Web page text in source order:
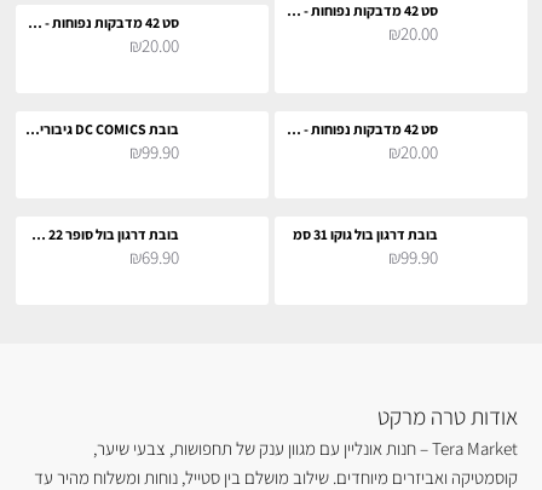
סט 42 מדבקות נפוחות - הוגוורטס
₪20.00 סט 42 מדבקות נפוחות - הוני דיוקס
₪20.00
סט 42 מדבקות נפוחות - מג׳יקל מוטורס
₪20.00
בובת DC COMICS גיבורי על 27 ס"מ
₪99.90
בובת דרגון בול גוקו 31 סמ
₪99.90
בובת דרגון בול סופר 22 סמ - בו
₪69.90
אודות טרה מרקט
Tera Market – חנות אונליין עם מגוון ענק של תחפושות, צבעי שיער,
קוסמטיקה ואביזרים מיוחדים. שילוב מושלם בין סטייל, נוחות ומשלוח מהיר עד